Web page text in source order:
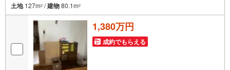
土地127m2 /建物80.1m2
1,380万円
成約でもらえる